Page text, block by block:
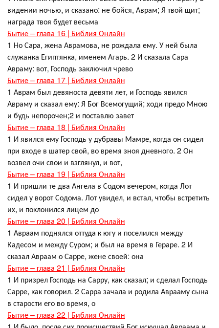
видении ночью, и сказано: не бойся, Аврам; Я твой щит;
награда твоя будет весьма
Бытие – глава 16 | Библия Онлайн
1 Но Сара, жена Аврамова, не рождала ему. У ней была
служанка Египтянка, именем Агарь. 2 И сказала Сара
Авраму: вот, Господь заключил чрево
Бытие – глава 17 | Библия Онлайн
1 Аврам был девяноста девяти лет, и Господь явился
Авраму и сказал ему: Я Бог Всемогущий; ходи предо Мною
и будь непорочен;2 и поставлю завет
Бытие – глава 18 | Библия Онлайн
1 И явился ему Господь у дубравы Мамре, когда он сидел
при входе в шатер свой, во время зноя дневного. 2 Он
возвел очи свои и взглянул, и вот,
Бытие – глава 19 | Библия Онлайн
1 И пришли те два Ангела в Содом вечером, когда Лот
сидел у ворот Содома. Лот увидел, и встал, чтобы встретить
их, и поклонился лицем до
Бытие – глава 20 | Библия Онлайн
1 Авраам поднялся оттуда к югу и поселился между
Кадесом и между Суром; и был на время в Гераре. 2 И
сказал Авраам о Сарре, жене своей: она
Бытие – глава 21 | Библия Онлайн
1 И призрел Господь на Сарру, как сказал; и сделал Господь
Сарре, как говорил. 2 Сарра зачала и родила Аврааму сына
в старости его во время, о
Бытие – глава 22 | Библия Онлайн